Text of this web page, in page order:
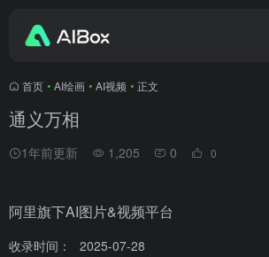
首页 • AI绘画 • AI视频 • 正文
通义万相
1年前更新 1,205 0 0
阿里旗下AI图片&视频平台
收录时间：
2025-07-28